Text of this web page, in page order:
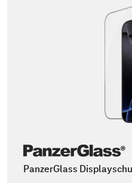
PanzerGlass